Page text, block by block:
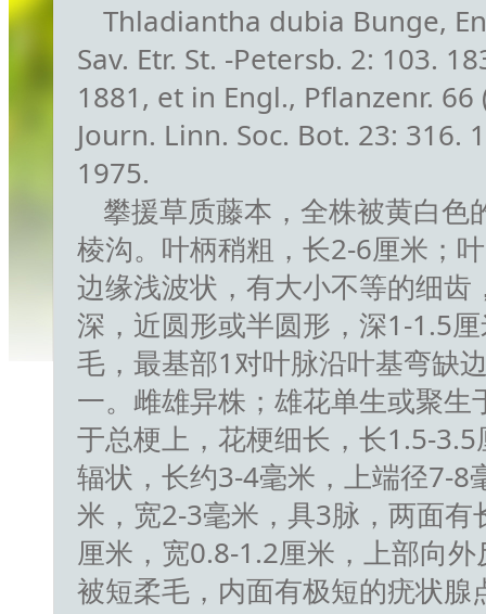
Thladiantha dubia Bunge,
Sav. Etr. St. -Petersb. 2: 103.
1881, et in Engl., Pflanzenr.
Journ. Linn. Soc. Bot. 23: 316.
1975.
攀援草质藤本，全株被黄白
棱沟。叶柄稍粗，长2-6厘米；
边缘浅波状，有大小不等的细
深，近圆形或半圆形，深1-1.5
毛，最基部1对叶脉沿叶基弯缺
一。雌雄异株；雄花单生或聚
于总梗上，花梗细长，长1.5-
辐状，长约3-4毫米，上端径7-
米，宽2-3毫米，具3脉，两面
厘米，宽0.8-1.2厘米，上部向
被短柔毛，内面有极短的疣状